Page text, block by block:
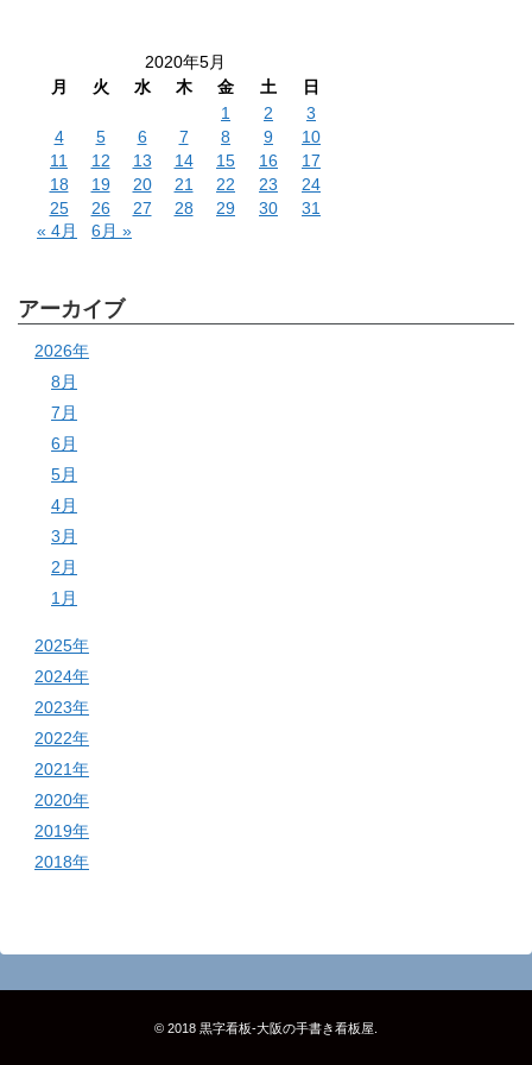
2020年5月
月
火 水 木 金 土
日
1
2
3
4
5 6 7 8 9
10
11
12 13 14 15 16
17
18
19 20 21 22 23
24
25
26 27 28 29 30
31
« 4月
6月 »
アーカイブ
2026年
8月
7月
6月
5月
4月
3月
2月
1月
2025年
2024年
2023年
2022年
2021年
2020年
2019年
2018年
© 2018 黒字看板‐大阪の手書き看板屋